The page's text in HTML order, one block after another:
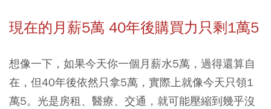
現在的月薪5萬 40年後購買力只剩1萬5
想像一下，如果今天你一個月薪水5萬，過得還算自
在，但40年後依然只拿5萬，實際上就像今天只領1
萬5。光是房租、醫療、交通，就可能壓縮到幾乎沒